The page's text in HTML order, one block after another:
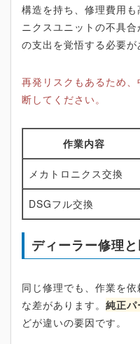
構造を持ち、修理費用
ニクスユニットの不具
の支出を覚悟する必要が
再発リスクもあるため
断してください。
作業内容
メカトロニクス交換
DSGフル交換
ディーラー修理
同じ修理でも、作業を
な差があります。 純正パ
どが違いの要因です。